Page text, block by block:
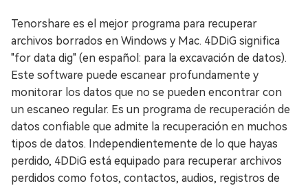
Tenorshare es el mejor programa para recuperar
archivos borrados en Windows y Mac. 4DDiG significa
"for data dig" (en español: para la excavación de datos).
Este software puede escanear profundamente y
monitorar los datos que no se pueden encontrar con
un escaneo regular. Es un programa de recuperación de
datos confiable que admite la recuperación en muchos
tipos de datos. Independientemente de lo que hayas
perdido, 4DDiG está equipado para recuperar archivos
perdidos como fotos, contactos, audios, registros de